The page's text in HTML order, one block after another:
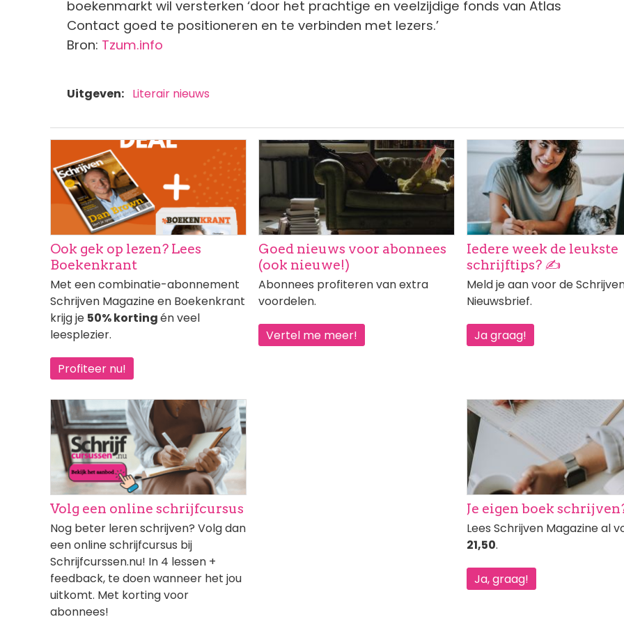
boekenmarkt wil versterken ‘door het prachtige en veelzijdige fonds van Atlas
Contact goed te positioneren en te verbinden met lezers.’
Bron: Tzum.info
Uitgeven Literair nieuws
Afbeelding
Ook gek op lezen? Lees
Boekenkrant
Met een combinatie-abonnement
Schrijven Magazine en Boekenkrant
krijg je 50% kortingén veel
leesplezier.
Profiteer nu!
Afbeelding
Goed nieuws voor abonnees
(ook nieuwe!)
Abonnees profiteren van extra
voordelen.
Vertel me meer!
Afbeelding
Iedere week de leukste
schrijftips? ✍️
Meld je aan voor de
Nieuwsbrief.
Ja graag!
Afbeelding
Volg een online schrijfcursus
Nog beter leren schrijven? Volg dan
een online schrijfcursus bij
Schrijfcurssen.nu! In 4 lessen +
feedback, te doen wanneer het jou
uitkomt. Met korting voor
abonnees!
Afbeelding
Je eigen boek
Lees Schrijven Magazine al
21,50.
Ja, graag!